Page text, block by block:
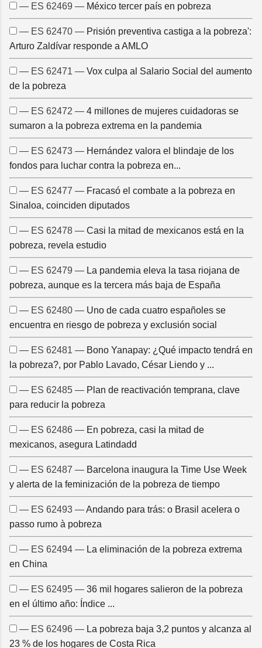
— ES 62469 — México tercer país en pobreza
— ES 62470 — Prisión preventiva castiga a la pobreza':
Arturo Zaldívar responde a AMLO
— ES 62471 — Vox culpa al Salario Social del aumento
de la pobreza
— ES 62472 — 4 millones de mujeres cuidadoras se
sumaron a la pobreza extrema en la pandemia
— ES 62473 — Hernández valora el blindaje de los
fondos para luchar contra la pobreza en...
— ES 62477 — Fracasó el combate a la pobreza en
Sinaloa, coinciden diputados
— ES 62478 — Casi la mitad de mexicanos está en la
pobreza, revela estudio
— ES 62479 — La pandemia eleva la tasa riojana de
pobreza, aunque es la tercera más baja de España
— ES 62480 — Uno de cada cuatro españoles se
encuentra en riesgo de pobreza y exclusión social
— ES 62481 — Bono Yanapay: ¿Qué impacto tendrá en
la pobreza?, por Pablo Lavado, César Liendo y ...
— ES 62485 — Plan de reactivación temprana, clave
para reducir la pobreza
— ES 62486 — En pobreza, casi la mitad de
mexicanos, asegura Latindadd
— ES 62487 — Barcelona inaugura la Time Use Week
y alerta de la feminización de la pobreza de tiempo
— ES 62493 —Andando para trás: o Brasil acelera o
passo rumo à pobreza
— ES 62494 — La eliminación de la pobreza extrema
en China
— ES 62495 — 36 mil hogares salieron de la pobreza
en el último año: Índice ...
— ES 62496 — La pobreza baja 3,2 puntos y alcanza al
23 % de los hogares de Costa Rica